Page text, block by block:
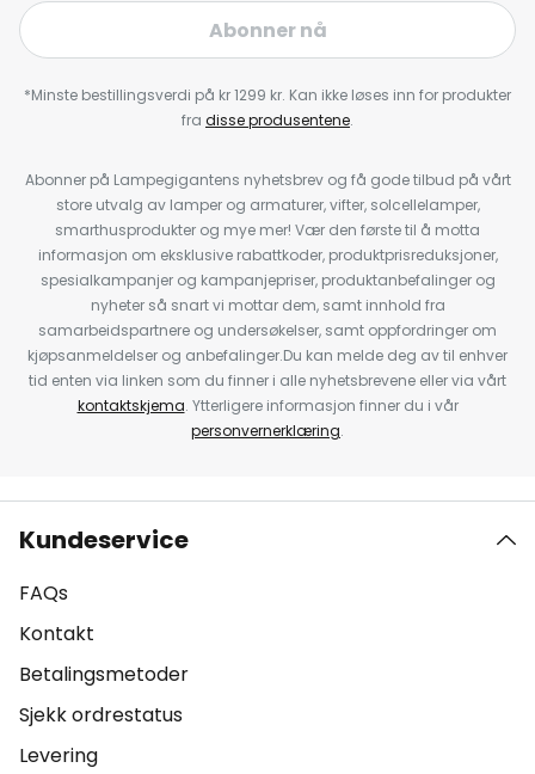
Abonner nå
*Minste bestillingsverdi på kr 1299 kr. Kan ikke løses inn for produkter
fra disse produsentene.
Abonner på Lampegigantens nyhetsbrev og få gode tilbud på vårt
store utvalg av lamper og armaturer, vifter, solcellelamper,
smarthusprodukter og mye mer! Vær den første til å motta
informasjon om eksklusive rabattkoder, produktprisreduksjoner,
spesialkampanjer og kampanjepriser, produktanbefalinger og
nyheter så snart vi mottar dem, samt innhold fra
samarbeidspartnere og undersøkelser, samt oppfordringer om
kjøpsanmeldelser og anbefalinger.Du kan melde deg av til enhver
tid enten via linken som du finner i alle nyhetsbrevene eller via vårt
kontaktskjema. Ytterligere informasjon finner du i vår
personvernerklæring.
Kundeservice
FAQs
Kontakt
Betalingsmetoder
Sjekk ordrestatus
Levering